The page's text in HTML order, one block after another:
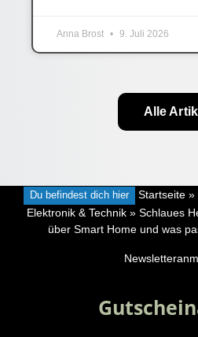
Anna Brost 9. Juli 2026
Alle
Du befindest dich hier Startseite»
Elektronik & Technik » Schlaues
über Smart Home und was